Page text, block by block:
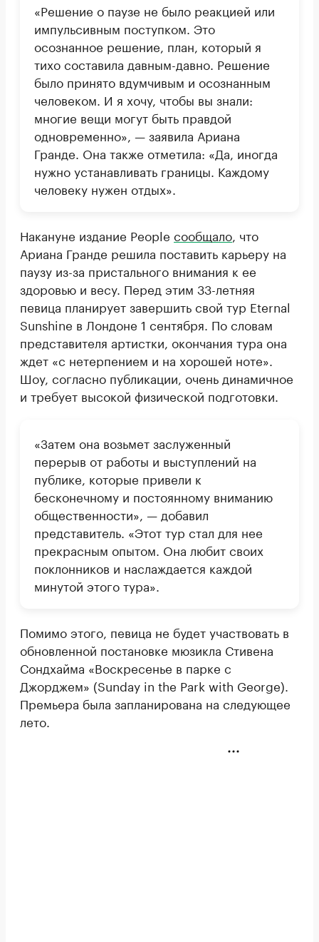
«Решение о паузе не было реакцией или
импульсивным поступком. Это
осознанное решение, план, который я
тихо составила давным-давно. Решение
было принято вдумчивым и осознанным
человеком. И я хочу, чтобы вы знали:
многие вещи могут быть правдой
одновременно», — заявила Ариана
Гранде. Она также отметила: «Да, иногда
нужно устанавливать границы. Каждому
человеку нужен отдых».
Накануне издание People сообщало , что
Ариана Гранде решила поставить карьеру на
паузу из-за пристального внимания к ее
здоровью и весу. Перед этим 33-летняя
певица планирует завершить свой тур Eternal
Sunshine в Лондоне 1 сентября. По словам
представителя артистки, окончания тура она
ждет «с нетерпением и на хорошей ноте».
Шоу, согласно публикации, очень динамичное
и требует высокой физической подготовки.
«Затем она возьмет заслуженный
перерыв от работы и выступлений на
публике, которые привели к
бесконечному и постоянному вниманию
общественности», — добавил
представитель. «Этот тур стал для нее
прекрасным опытом. Она любит своих
поклонников и наслаждается каждой
минутой этого тура».
Помимо этого, певица не будет участвовать в
обновленной постановке мюзикла Стивена
Сондхайма «Воскресенье в парке с
Джорджем» (Sunday in the Park with George).
Премьера была запланирована на следующее
лето.